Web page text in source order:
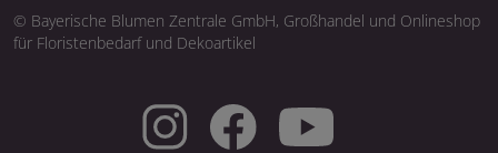
© Bayerische Blumen Zentrale GmbH, Großhandel und Onlineshop
für Floristenbedarf und Dekoartikel